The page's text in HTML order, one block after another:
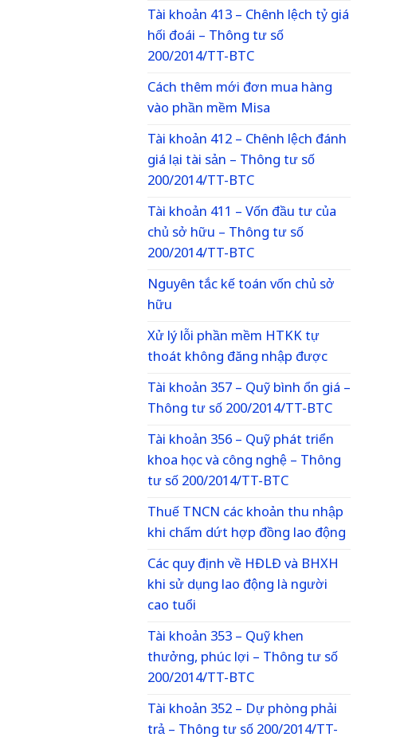
Tài khoản 413 – Chênh lệch tỷ giá
hối đoái – Thông tư số
200/2014/TT-BTC
Cách thêm mới đơn mua hàng
vào phần mềm Misa
Tài khoản 412 – Chênh lệch đánh
giá lại tài sản – Thông tư số
200/2014/TT-BTC
Tài khoản 411 – Vốn đầu tư của
chủ sở hữu – Thông tư số
200/2014/TT-BTC
Nguyên tắc kế toán vốn chủ sở
hữu
Xử lý lỗi phần mềm HTKK tự
thoát không đăng nhập được
Tài khoản 357 – Quỹ bình ổn giá –
Thông tư số 200/2014/TT-BTC
Tài khoản 356 – Quỹ phát triển
khoa học và công nghệ – Thông
tư số 200/2014/TT-BTC
Thuế TNCN các khoản thu nhập
khi chấm dứt hợp đồng lao động
Các quy định về HĐLĐ và BHXH
khi sử dụng lao động là người
cao tuổi
Tài khoản 353 – Quỹ khen
thưởng, phúc lợi – Thông tư số
200/2014/TT-BTC
Tài khoản 352 – Dự phòng phải
trả – Thông tư số 200/2014/TT-